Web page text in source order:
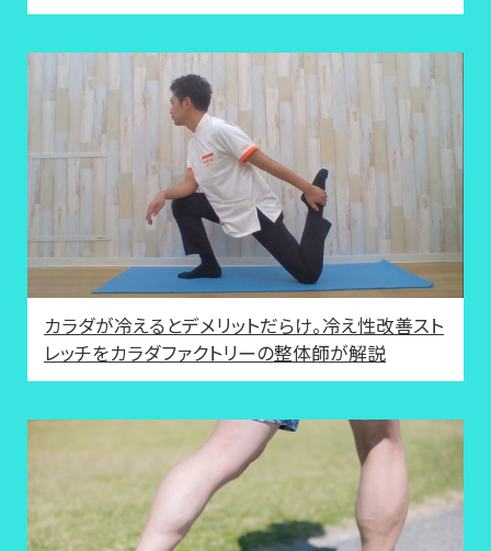
カラダが冷えるとデメリットだらけ。冷え性改善スト
レッチをカラダファクトリーの整体師が解説